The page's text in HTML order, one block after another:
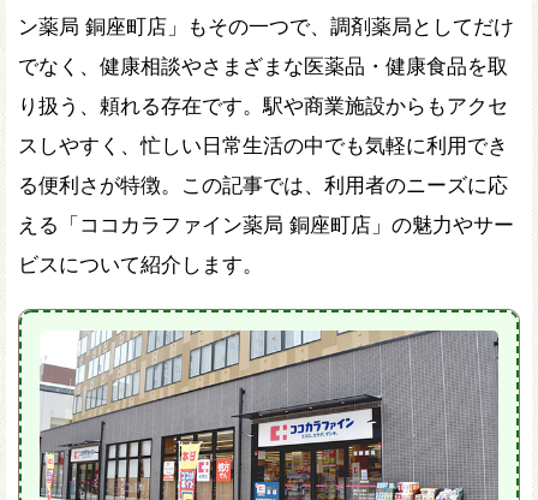
ン薬局 銅座町店」もその一つで、調剤薬局としてだけ
でなく、健康相談やさまざまな医薬品・健康食品を取
り扱う、頼れる存在です。駅や商業施設からもアクセ
スしやすく、忙しい日常生活の中でも気軽に利用でき
る便利さが特徴。この記事では、利用者のニーズに応
える「ココカラファイン薬局 銅座町店」の魅力やサー
ビスについて紹介します。